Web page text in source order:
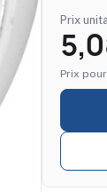
Prix
Prix